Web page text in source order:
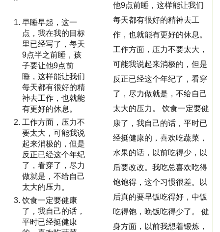
他9点前睡，这样能让我们
每天都有很好的精神去工
作，也就能有更好的休息。
工作方面，压力不要太大，
可能我说起来消极的，但是
反正已经这个年纪了，看穿
了，尽力做就是，不给自己
太大的压力。 饮食一定要健
康了，我自己的话，平时已
经挺健康的，喜欢吃蔬菜，
水果的话，以前吃得少，以
后要改改。我吃总喜欢吃得
饱饱得，这个习惯很差。以
后真的要早饭吃得好，中饭
吃得饱，晚饭吃得少了。 健
身方面，以前我想着锻炼，
早睡早起，这一
点，我在我的目标
里已经写了，每天
9点半之前睡，孩
子要让他9点前
睡，这样能让我们
每天都有很好的精
神去工作，也就能
有更好的休息。
工作方面，压力不
要太大，可能我说
起来消极的，但是
反正已经这个年纪
了，看穿了，尽力
做就是，不给自己
太大的压力。
饮食一定要健康
了，我自己的话，
平时已经挺健康